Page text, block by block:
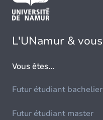
L'UNamur & vous
Vous êtes...
Futur étudiant bachelier
Futur étudiant master